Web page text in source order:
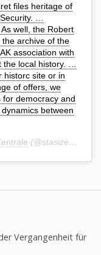
files heritage of
…
well, the Robert
archive of the
association with
local history.⁣ …
historc site or in
of offers, we
for democracy and
between
(@stasizentrale) am
Vergangenheit für